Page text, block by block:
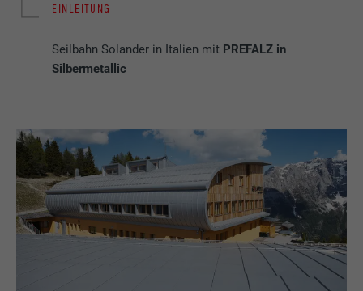
EINLEITUNG
Seilbahn Solander in Italien mit PREFALZ in
Silbermetallic